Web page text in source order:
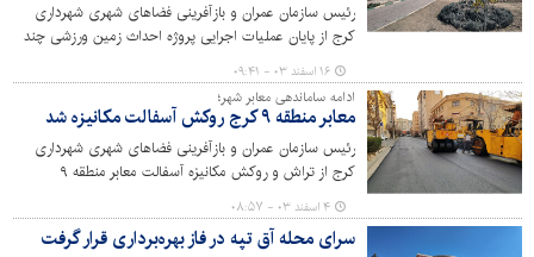
رئیس سازمان عمران و بازآفرینی فضاهای شهری شهرداری
کرج از پایان عملیات اجرایی پروژه احداث زمین ورزشی چند
منظوره پارک جهان‌نما با هدف توسعه سرانه اماکن و زمین‌های
ورزشی به ویژه در مناطق کم‌برخوردار شهر کرج خبر داد.
۱۶ اسفند ۰۳ - ۰۹:۴۱
ادامه ساماندهی معابر شهر؛
معابر منطقه ۹ کرج روکش آسفالت مکانیزه شد
رئیس سازمان عمران و بازآفرینی فضاهای شهری شهرداری
کرج از تراش و روکش مکانیزه آسفالت معابر منطقه ۹
شهرداری کرج در راستای بهسازی و ساماندهی معابر شهری و
تسهیل درعبور و مرور شهروندان خبر داد.
۴ اسفند ۰۳ - ۰۸:۵۷
سرای محله آق تپه در فاز بهره‌برداری قرار گرفت